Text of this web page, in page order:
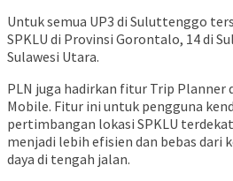
Untuk semua UP3 di Suluttenggo
SPKLU di Provinsi Gorontalo, 14 di
Sulawesi Utara.
PLN juga hadirkan fitur Trip Planner
Mobile. Fitur ini untuk pengguna
pertimbangan lokasi SPKLU
menjadi lebih efisien dan bebas dari
daya di tengah jalan.